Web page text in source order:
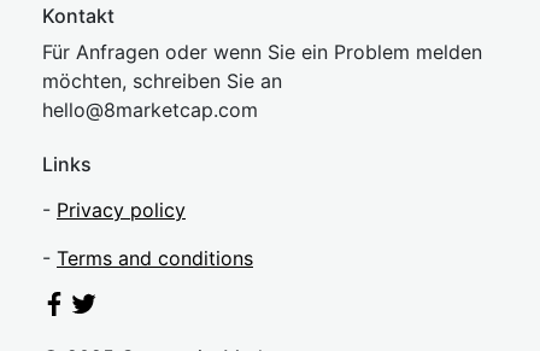
Kontakt
Für Anfragen oder wenn Sie ein Problem melden
möchten, schreiben Sie an
hello@8marketcap.com
Links
- Privacy policy
- Terms and conditions